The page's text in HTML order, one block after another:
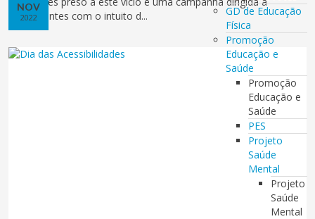
GD de Educação
Física
Promoção
Educação e
Saúde
Promoção
Educação e
Saúde
PES
Projeto
Saúde
Mental
Projeto
Saúde
Mental
NOV
2022
adolescentes com o intuito d...